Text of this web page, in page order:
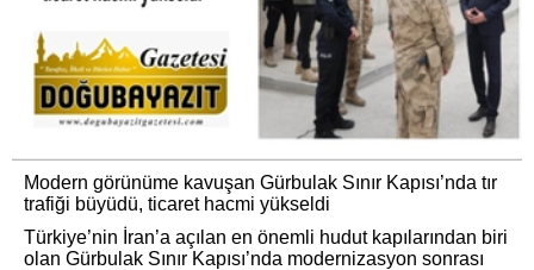
Modern görünüme kavuşan Gürbulak Sınır Kapısı’nda tır
trafiği büyüdü, ticaret hacmi yükseldi
Türkiye’nin İran’a açılan en önemli hudut kapılarından biri
olan Gürbulak Sınır Kapısı’nda modernizasyon sonrası